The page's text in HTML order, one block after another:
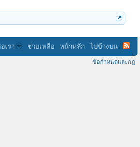
เรา ช่วยเหลือ หน้าหลัก ไปข้างบน
ข้อกำหนดและกฎ